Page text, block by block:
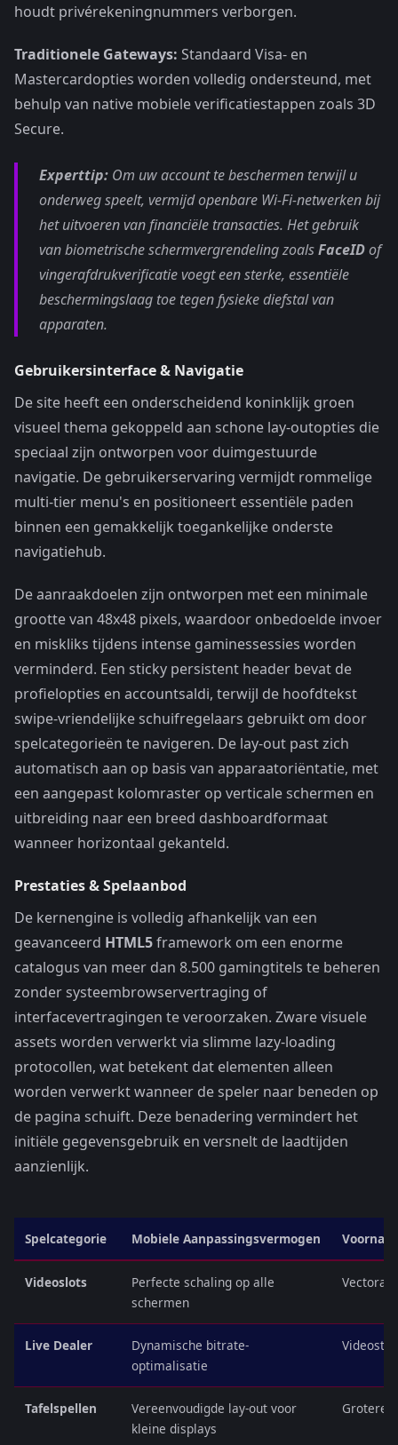
houdt privérekeningnummers verborgen.
Traditionele Gateways: Standaard Visa- en
Mastercardopties worden volledig ondersteund, met
behulp van native mobiele verificatiestappen zoals 3D
Secure.
Experttip: Om uw account te beschermen terwijl u
onderweg speelt, vermijd openbare Wi-Fi-netwerken bij
het uitvoeren van financiële transacties. Het gebruik
van biometrische schermvergrendeling zoalsFaceIDof
vingerafdrukverificatie voegt een sterke, essentiële
beschermingslaag toe tegen fysieke diefstal van
apparaten.
Gebruikersinterface & Navigatie
De site heeft een onderscheidend koninklijk groen
visueel thema gekoppeld aan schone lay-outopties die
speciaal zijn ontworpen voor duimgestuurde
navigatie. De gebruikerservaring vermijdt rommelige
multi-tier menu's en positioneert essentiële paden
binnen een gemakkelijk toegankelijke onderste
navigatiehub.
De aanraakdoelen zijn ontworpen met een minimale
grootte van 48x48 pixels, waardoor onbedoelde invoer
en miskliks tijdens intense gaminessessies worden
verminderd. Een sticky persistent header bevat de
profielopties en accountsaldi, terwijl de hoofdtekst
swipe-vriendelijke schuifregelaars gebruikt om door
spelcategorieën te navigeren. De lay-out past zich
automatisch aan op basis van apparaatoriëntatie, met
een aangepast kolomraster op verticale schermen en
uitbreiding naar een breed dashboardformaat
wanneer horizontaal gekanteld.
Prestaties & Spelaanbod
De kernengine is volledig afhankelijk van een
geavanceerd HTML5framework om een enorme
catalogus van meer dan 8.500 gamingtitels te beheren
zonder systeembrowservertraging of
interfacevertragingen te veroorzaken. Zware visuele
assets worden verwerkt via slimme lazy-loading
protocollen, wat betekent dat elementen alleen
worden verwerkt wanneer de speler naar beneden op
de pagina schuift. Deze benadering vermindert het
initiële gegevensgebruik en versnelt de laadtijden
aanzienlijk.
Spelcategorie Mobiele Aanpassingsvermogen
Videoslots
Perfecte schaling op alle
schermen
Live Dealer
Dynamische bitrate-
optimalisatie
Tafelspellen
Vereenvoudigde lay-out voor
kleine displays
Grotere